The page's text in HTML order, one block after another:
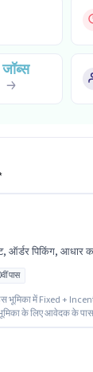
ऑर्डर पिकिंग, आधार
पास
भूमिका में Fixed +
के लिए आवेदक के पास